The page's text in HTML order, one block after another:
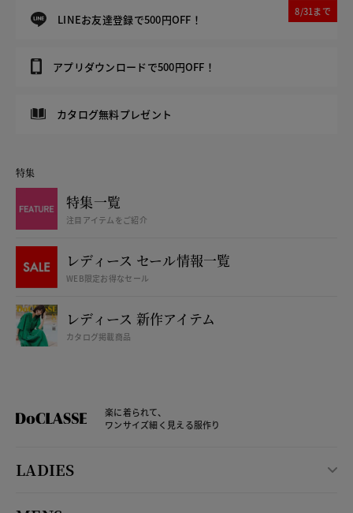
LINEお友達登録で500円OFF！
8/31まで
アプリダウンロードで500円OFF！
カタログ無料プレゼント
特集
特集一覧
注目アイテムをご紹介
レディース セール情報一覧
WEB限定お得なセール
レディース 新作アイテム
カタログ掲載商品
楽に着られて、
ワンサイズ細く見える服作り
LADIES